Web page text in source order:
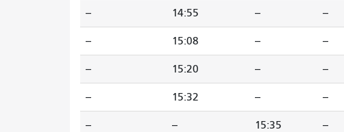
-- 14:55 -- --
-- 15:08 -- --
-- 15:20 -- --
-- 15:32 -- --
-- -- 15:35 --